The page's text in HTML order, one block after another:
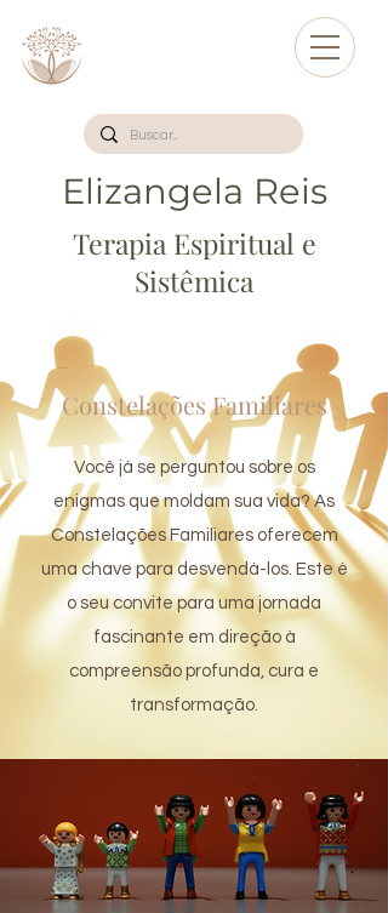
Elizangela Reis
Terapia Espiritual e
Sistêmica
Constelações Familiares
Você já se perguntou sobre os
enigmas que moldam sua vida? As
Constelações Familiares oferecem
uma chave para desvendá-los. Este é
o seu convite para uma jornada
fascinante em direção à
compreensão profunda, cura e
transformação.